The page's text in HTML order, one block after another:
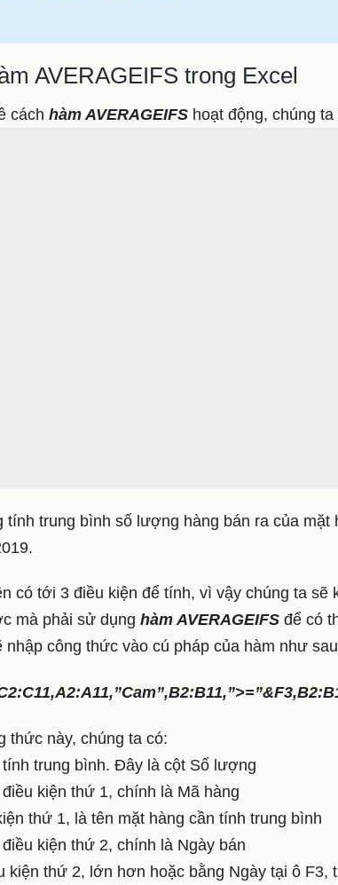
AVERAGEIFS trong Excel
cách hàm AVERAGEIFS hoạt động, chúng
tính trung bình số lượng hàng bán ra của
có tới 3 điều kiện để tính, vì vậy chúng ta sẽ
mà phải sử dụng hàm AVERAGEIFS để có
nhập công thức vào cú pháp của hàm như
thức này, chúng ta có:
tính trung bình. Đây là cột Số lượng
kiện thứ 1, chính là Mã hàng
thứ 1, là tên mặt hàng cần tính trung bình
kiện thứ 2, chính là Ngày bán
kiện thứ 2, lớn hơn hoặc bằng Ngày tại ô